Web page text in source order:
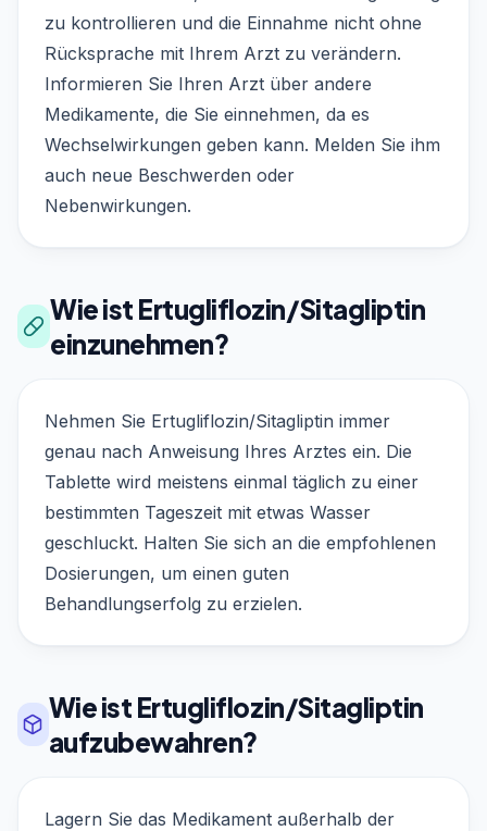
zu kontrollieren und die Einnahme nicht ohne
Rücksprache mit Ihrem Arzt zu verändern.
Informieren Sie Ihren Arzt über andere
Medikamente, die Sie einnehmen, da es
Wechselwirkungen geben kann. Melden Sie ihm
auch neue Beschwerden oder
Nebenwirkungen.
Wie ist Ertugliflozin/Sitagliptin
einzunehmen?
Nehmen Sie Ertugliflozin/Sitagliptin immer
genau nach Anweisung Ihres Arztes ein. Die
Tablette wird meistens einmal täglich zu einer
bestimmten Tageszeit mit etwas Wasser
geschluckt. Halten Sie sich an die empfohlenen
Dosierungen, um einen guten
Behandlungserfolg zu erzielen.
Wie ist Ertugliflozin/Sitagliptin
aufzubewahren?
Lagern Sie das Medikament außerhalb der